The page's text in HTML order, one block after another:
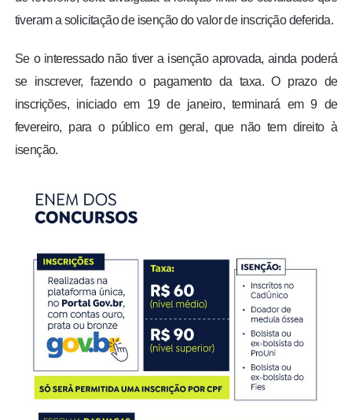
tiveram a solicitação de isenção do valor de inscrição deferida.
Se o interessado não tiver a isenção aprovada, ainda poderá
se inscrever, fazendo o pagamento da taxa. O prazo de
inscrições, iniciado em 19 de janeiro, terminará em 9 de
fevereiro, para o público em geral, que não tem direito à
isenção.